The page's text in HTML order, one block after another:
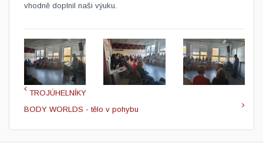
vhodně doplnil naši výuku.
TROJÚHELNÍKY
BODY WORLDS - tělo v pohybu